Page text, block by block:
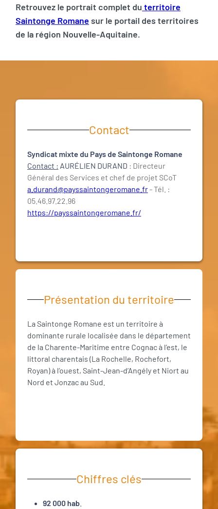
Retrouvez le portrait complet du territoire
Saintonge Romane sur le portail des territoires
de la région Nouvelle-Aquitaine.
Contact
Syndicat mixte du Pays de Saintonge Romane
Contact : AURÉLIEN DURAND : Directeur
Général des Services et chef de projet SCoT
a.durand@payssaintongeromane.fr- Tél. :
05.46.97.22.96
https://payssaintongeromane.fr/
Présentation du territoire
La Saintonge Romane est un territoire à
dominante rurale localisée dans le département
de la Charente-Maritime entre Cognac à l’est, le
littoral charentais (La Rochelle, Rochefort,
Royan) à l’ouest, Saint-Jean-d’Angély et Niort au
Nord et Jonzac au Sud.
Chiffres clés
92 000 hab